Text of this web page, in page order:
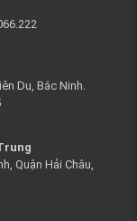
Du, Bắc Ninh.
Quận Hải Châu,